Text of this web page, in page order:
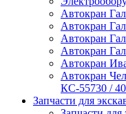
Автокран
Автокран
Автокран
Автокран
Автокран
Автокран
КС-55730 /
Запчасти для